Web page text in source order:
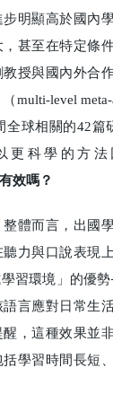
明顯高於國內
甚至在特定條
授與國內外合
multi-level
全球相關的42篇
更科學的方法
效嗎？
而言，出國學
力與口說表現
習環境」的優
言應對日常生
，這種效果並
學習時間長短